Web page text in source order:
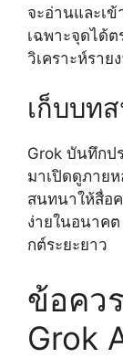
จะอ่านและเ
เฉพาะจุดได้ต
วิเคราะห์รา
เก็บบท
Grok บันทึกป
มาเปิดดูภาย
สนทนาให้สื่อ
ง่ายในอนาคต
กต์ระยะยาว
ข้อคว
Grok